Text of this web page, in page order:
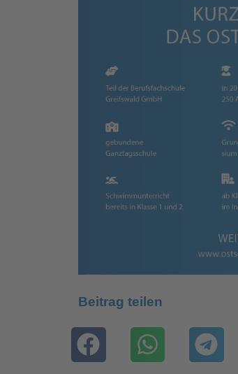
Beitrag teilen